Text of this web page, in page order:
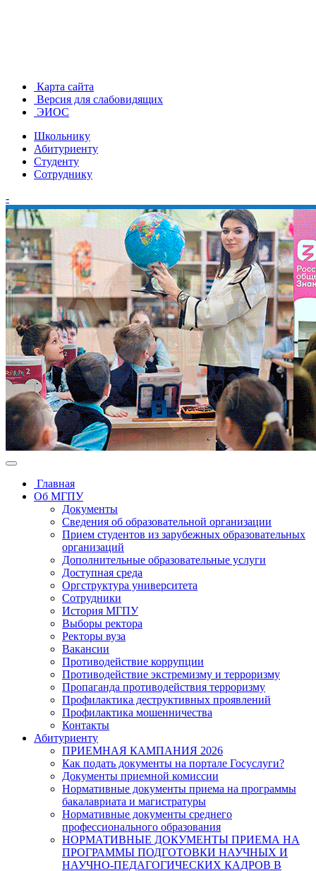
Карта сайта
Версия для слабовидящих
ЭИОС
Школьнику
Абитуриенту
Студенту
Сотруднику
-
Главная
Об МГПУ
Документы
Сведения об образовательной организации
Прием студентов из зарубежных образовательных
организаций
Дополнительные образовательные услуги
Доступная среда
Оргструктура университета
Сотрудники
История МГПУ
Выборы ректора
Ректоры вуза
Вакансии
Противодействие коррупции
Противодействие экстремизму и терроризму
Пропаганда противодействия терроризму
Профилактика деструктивных проявлений
Профилактика мошенничества
Контакты
Абитуриенту
ПРИЕМНАЯ КАМПАНИЯ 2026
Как подать документы на портале Госуслуги?
Документы приемной комиссии
Нормативные документы приема на программы
бакалавриата и магистратуры
Нормативные документы среднего
профессионального образования
НОРМАТИВНЫЕ ДОКУМЕНТЫ ПРИЕМА НА
ПРОГРАММЫ ПОДГОТОВКИ НАУЧНЫХ И
НАУЧНО-ПЕДАГОГИЧЕСКИХ КАДРОВ В